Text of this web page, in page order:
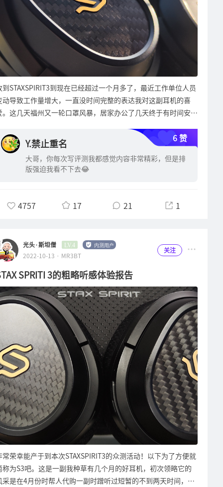
A100内部的数字音频解码模块部分。然后我手里有一台钰龙天
座一代的解码耳放一体机，平时都是用它来带有源箱听音乐的，
后收到A100的时候就顺手做了个与A100内置USB对比，得出了
个结论：A100的内置解码部分在很大程度上拖了这套平台的后
！因为我用天鹰座听的时候，声场很开阔音色也润泽，脱箱感相
不错了。然后马上切换到USB模式下听同一首歌就有了发闷发紧
显了！所以还是劝各位尽量考虑外接高品质音频解码器聆听吧，
的差的不是一点半点，更关键的是喇叭单元的极限还很大一部分
被内置解码电路给用上呢！继续往下看，有一个超低频音箱的信
输出口。我个人感觉有点多余了，因为A100本身发出的低频是
硬了一点，但是量感并不算多（起码没到那些花臂大哥们的预期
么多哈），重视的是解析力，所以低频太多反而盖过了原本很好
低频解析力，显得得不偿失。不过我相信厂家一定也是做过调研
设计的，实际听下来确实低频比较干净没有什么杂音。然后是左
”处有停顿格，便于确定无增益状态。这3个旋钮全是铝合金的
钮帽，而且应该用的还是CNC件，简直是细节狂魔啊！天天面壁
不必的行为，但是着实给我们用户带来了很强的好感度。来
了听感环节了，此处都是以我的钰龙天鹰座做信号输入接AUX端
时的表现：A100整体的声底偏年轻化。高频细腻温润，富有英
味，几乎是听不出来铝带单元的固有特性，表达乐器的高频部分
得十分耐听，不刮耳，整体高频风格偏柔美的感觉，是能够坐得
久听的调教方式。不过这也注定了播放大动态音乐时高频会稍显
乱，有稍微的跟不上节奏的感觉。中频与高频的风格基本接近，
段的衔接如行云流水般自然，不像某些不走心的有源箱厂家那样
频纤细（甚至还刺耳人声全是齿音）搭配肥厚油腻糊一脸的中
，A100的中高频衔接还是很能体现设计功力的，厚度和密度充
，但不是厚到油腻的致死量，A100却是清爽口又富有韧性，绝
是高水准的中频调教。致死量的中频厚度密度我个人是听不了几
钟就想走人的，这是我身体的自然排斥反应，身体是很诚实不会
我的！拥有它以后我经常一坐电脑前就几个小时连续的听。低频
面A100就多少有点金属盆的典型风格的，整体风格来说量我觉
比较适中，不多不少，风格偏硬偏紧，曾试过音量开到顶播日本
鼓音乐时有较大的失真，大概收到70%以内就不会，我感觉应
到STAXSPIRIT3到现在已经超过一个月多了，最近工作单位人员
动导致工作量增大，一直没时间完整的表达我对这副耳机的喜
。这几天福州又一轮口罩风暴，居家办公了几天终于有时间安定
，美图什么的就不发太多了，一两张可以了。(以下就用S3来简
STAXSPIRIT3吧）总的来说：这副头戴耳机可以说是漫步者倾其
力开发的一款旗舰定位的产品，它的声音表现我认为是越级的，
他价位在一千八设置再贵个一两百的产品里，S3的音质表现仍
究如何提升降噪水平，耳机单元清一色都是用动圈的，S3又是
一份的存在，玩个出其不意的产品形态：把平板振膜这种难驱动
（从9月21日收到货到10月20日剩29%时才第一次充电），而
还有优异的音质表现，插上3.5线缆使用耳放去推时又有着与蓝
连接时截然不同的更高音质表现。所以我觉得S3真的是个妖怪
的存在，因为它真能做到在有线、无线+消费级市场和HiFi玩家
各个细分领域内全都能拥有与对手一战的实力，不觉得就很离谱
？下面来具体展开讲讲体验S3这一个月来我对这款产品的理解
：首先是鄙人对硬件的解读：S3得益于使用了平板振膜单元
，先天优势很大，平板单元的声学表现是：响应速度快，失真
，密度大，与此同时漫步者公司还为单元的磁路进行了优化设
，从官图上来观察可以看到在振膜的回转型布置线圈每两条的中
设置一条磁钢，这么设计可以让振膜更均匀的受力，相当于能让
膜有更大面积是处于受控区域内运行，从而进一步降低失真。但
这么设计就对耳放电路提出了更高要求，因为耳机的驱动原理有
类似电动机，终究就是把电能转换为磁能，想让振膜动起来这个
易，难点在于怎么让整个运动过程可控，所以别看平板单元看上
弱不禁风，其实要比普通动铁更吃推力的。官方描述里宣称S3
电池容量有1500毫安时，我第一反应就觉得肯定因为平板单元
：每天平均2小时混合工况使用环境下做到了超过一个月还有余
，好的我没脾气了。无线协议使用了骁龙畅听方案，直接拿了高
Y.禁止重名
大哥，你每次写评测我都感觉内容非常精彩，但是排
版强迫我看不下去😂
6 赞
4757 17 21 1
光头·斯坦僧 LV.4 内测用户
2022-10-13 · MR3BT
关注
SPRITI 3的粗略听感体验报告
常荣幸能产于到本次STAXSPIRIT3的众测活动！以下为了方便就
称为S3吧。这是一副我种草有几个月的好耳机，初次领略它的
采是在4月份时帮人代购一副时蹭听过短暂的不到两天时间，当